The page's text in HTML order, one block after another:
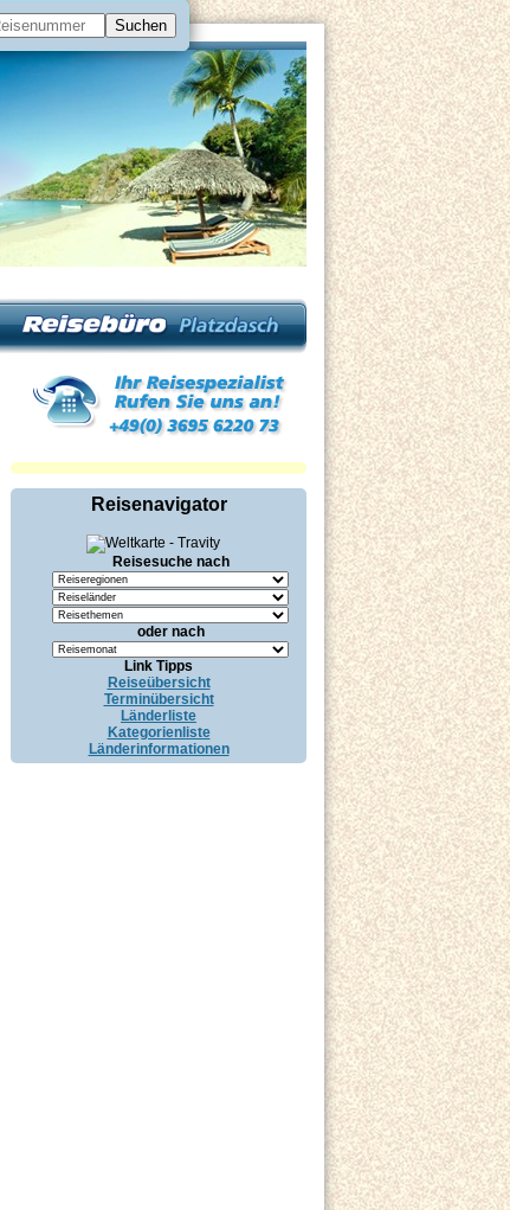
Reisenavigator
Reisesuche nach
oder nach
Link Tipps
Reiseübersicht
Terminübersicht
Länderliste
Kategorienliste
Länderinformationen